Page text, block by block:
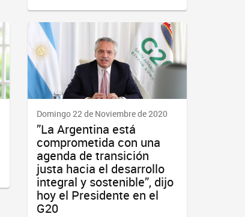
Domingo 22 de Noviembre de 2020
”La Argentina está
comprometida con una
agenda de transición
justa hacia el desarrollo
integral y sostenible”, dijo
hoy el Presidente en el
G20